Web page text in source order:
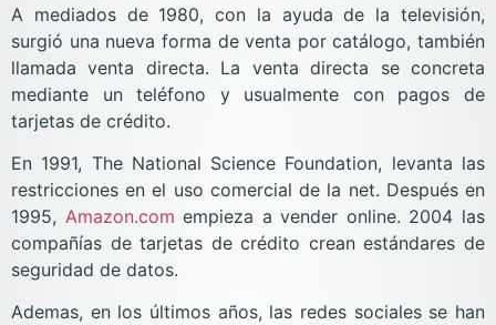
A mediados de 1980, con la ayuda de la televisión,
surgió una nueva forma de venta por catálogo, también
llamada venta directa. La venta directa se concreta
mediante un teléfono y usualmente con pagos de
tarjetas de crédito.
En 1991, The National Science Foundation, levanta las
restricciones en el uso comercial de la net. Después en
1995, Amazon.com empieza a vender online. 2004 las
compañías de tarjetas de crédito crean estándares de
seguridad de datos.
Ademas, en los últimos años, las redes sociales se han